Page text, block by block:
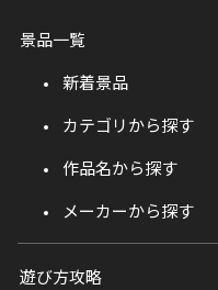
景品一覧
新着景品
カテゴリから探す
作品名から探す
メーカーから探す
遊び方攻略